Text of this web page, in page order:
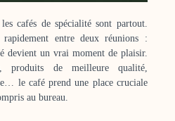
cafés de spécialité sont partout.
entre deux réunions :
devient un vrai moment de plaisir.
produits de meilleure qualité,
le café prend une place cruciale
au bureau.